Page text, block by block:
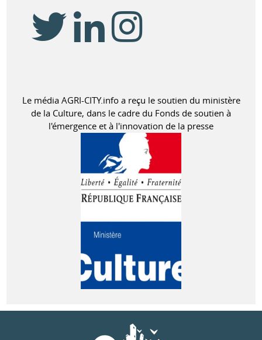
Le média AGRI-CITY.info a reçu le soutien du ministère
de la Culture, dans le cadre du Fonds de soutien à
l'émergence et à l'innovation de la presse